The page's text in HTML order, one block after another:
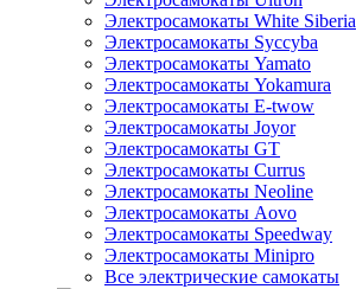
Электросамокаты White Siberia
Электросамокаты Syccyba
Электросамокаты Yamato
Электросамокаты Yokamura
Электросамокаты E-twow
Электросамокаты Joyor
Электросамокаты GT
Электросамокаты Currus
Электросамокаты Neoline
Электросамокаты Aovo
Электросамокаты Speedway
Электросамокаты Minipro
Все электрические самокаты